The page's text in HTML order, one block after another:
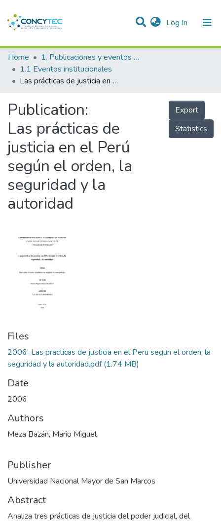
Log In (current)
Communities & Collections
Research Outputs
People
Statistics
Home
1. Publicaciones y eventos institucionales
1.1 Eventos institucionales
Las prácticas de justicia en el Perú según el orden, la seguridad y la autoridad
Publication:
Las prácticas de
justicia en el Perú
según el orden, la
seguridad y la
autoridad
Export
Statistics
Files
2006_Las practicas de justicia en el Peru segun el orden, la
seguridad y la autoridad.pdf (1.74 MB)
Date
2006
Authors
Meza Bazán, Mario Miguel
Publisher
Universidad Nacional Mayor de San Marcos
Abstract
Analiza tres prácticas de justicia del poder judicial, del